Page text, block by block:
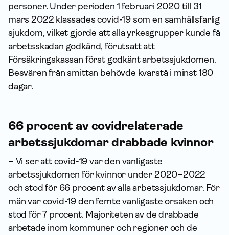
personer. Under perioden 1 februari 2020 till 31
mars 2022 klassades covid-19 som en samhällsfarlig
sjukdom, vilket gjorde att alla yrkesgrupper kunde få
arbetsskadan godkänd, förutsatt att
Försäkringskassan först godkänt arbetssjukdomen.
Besvären från smittan behövde kvarstå i minst 180
dagar.
66 procent av covidrelaterade
arbetssjukdomar drabbade kvinnor
– Vi ser att covid-19 var den vanligaste
arbetssjukdomen för kvinnor under 2020–2022
och stod för 66 procent av alla arbetssjukdomar. För
män var covid-19 den femte vanligaste orsaken och
stod för 7 procent. Majoriteten av de drabbade
arbetade inom kommuner och regioner och de